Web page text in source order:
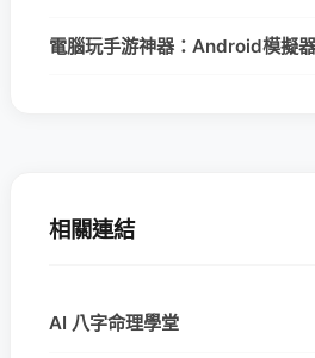
電腦玩手游神器：Android模擬
相關連結
AI 八字命理學堂